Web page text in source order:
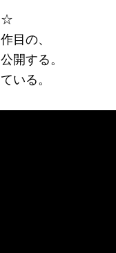
☆
目の、
開する。
いる。